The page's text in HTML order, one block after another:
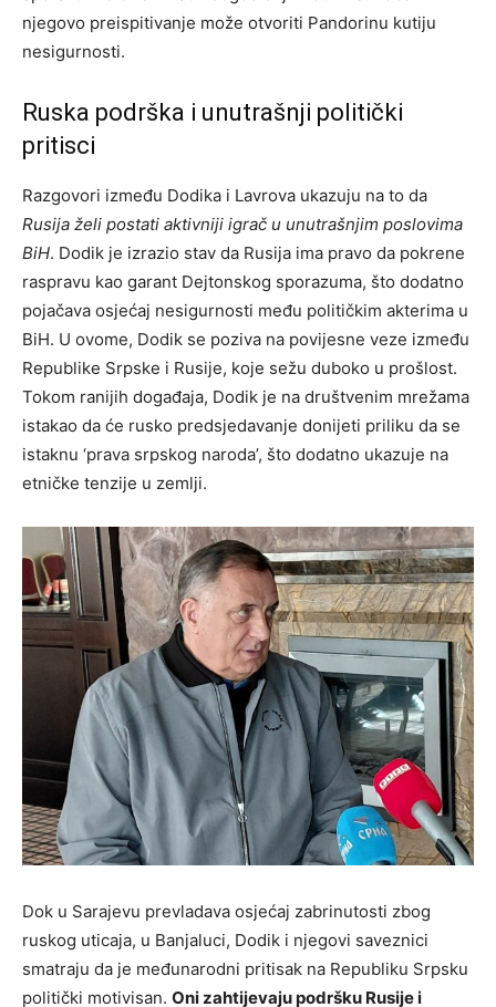
njegovo preispitivanje može otvoriti Pandorinu kutiju
nesigurnosti.
Ruska podrška i unutrašnji politički
pritisci
Razgovori između Dodika i Lavrova ukazuju na to da
Rusija želi postati aktivniji igrač u unutrašnjim poslovima
BiH. Dodik je izrazio stav da Rusija ima pravo da pokrene
raspravu kao garant Dejtonskog sporazuma, što dodatno
pojačava osjećaj nesigurnosti među političkim akterima u
BiH. U ovome, Dodik se poziva na povijesne veze između
Republike Srpske i Rusije, koje sežu duboko u prošlost.
Tokom ranijih događaja, Dodik je na društvenim mrežama
istakao da će rusko predsjedavanje donijeti priliku da se
istaknu ‘prava srpskog naroda’, što dodatno ukazuje na
etničke tenzije u zemlji.
Dok u Sarajevu prevladava osjećaj zabrinutosti zbog
ruskog uticaja, u Banjaluci, Dodik i njegovi saveznici
smatraju da je međunarodni pritisak na Republiku Srpsku
politički motivisan. Oni zahtijevaju podršku Rusije i